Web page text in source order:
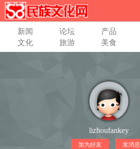
新闻 论坛 产品
文化
旅游 美食
lizhoufankey
加为好友 发消息